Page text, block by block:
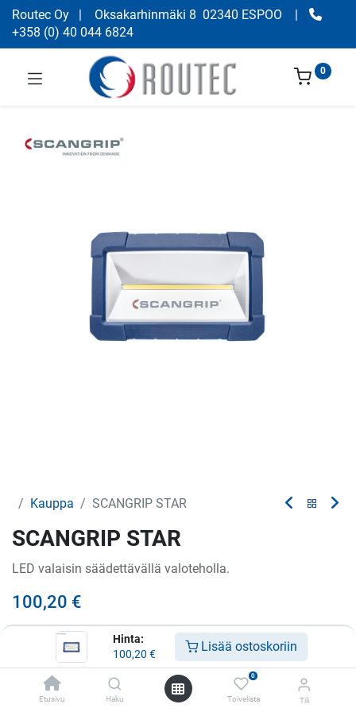
Hinta:
100,20 € Lisää ostoskoriin
Etusivu Haku
0
Toivelista Tili
Routec Oy | Oksakarhinmäki 8 02340 ESPOO
|
+358 (0) 40 044 6824
0
Kauppa SCANGRIP STAR
SCANGRIP STAR
LED valaisin säädettävällä valoteholla.
100,20 €
Lisää ostoskoriin
Lisää toivelistalle